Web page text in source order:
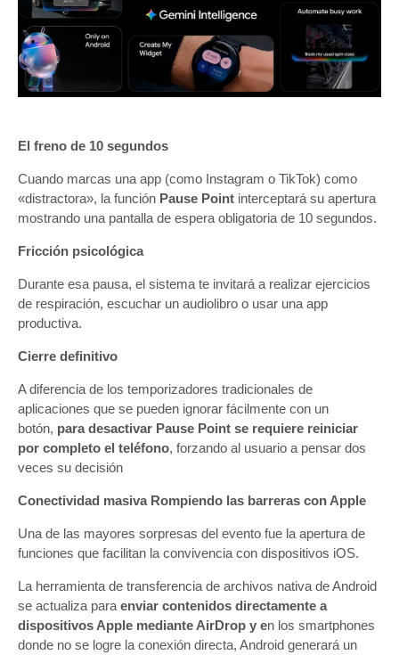
El freno de 10 segundos
Cuando marcas una app (como Instagram o TikTok) como
«distractora», la función Pause Point interceptará su apertura
mostrando una pantalla de espera obligatoria de 10 segundos.
Fricción psicológica
Durante esa pausa, el sistema te invitará a realizar ejercicios
de respiración, escuchar un audiolibro o usar una app
productiva.
Cierre definitivo
A diferencia de los temporizadores tradicionales de
aplicaciones que se pueden ignorar fácilmente con un
botón, para desactivar Pause Point se requiere reiniciar
por completo el teléfono, forzando al usuario a pensar dos
veces su decisión
Conectividad masiva Rompiendo las barreras con Apple
Una de las mayores sorpresas del evento fue la apertura de
funciones que facilitan la convivencia con dispositivos iOS.
La herramienta de transferencia de archivos nativa de Android
se actualiza para enviar contenidos directamente a
dispositivos Apple mediante AirDrop y en los smartphones
donde no se logre la conexión directa, Android generará un